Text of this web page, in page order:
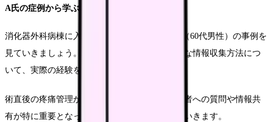
A氏の症例から学ぶ急性期看護
消化器外科病棟に入院された胃がん術後のA氏（60代男性）の事例を
見ていきましょう。術後の観察ポイントと適切な情報収集方法につ
いて、実際の経験を基に解説します。
術直後の疼痛管理から離床までの過程で、指導者への質問や情報共
有が特に重要となった場面を具体的に説明していきます。